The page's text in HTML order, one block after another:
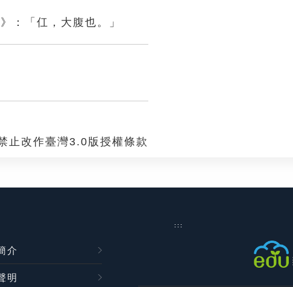
：「仜，大腹也。」
止改作臺灣3.0版授權條款
:::
介
明